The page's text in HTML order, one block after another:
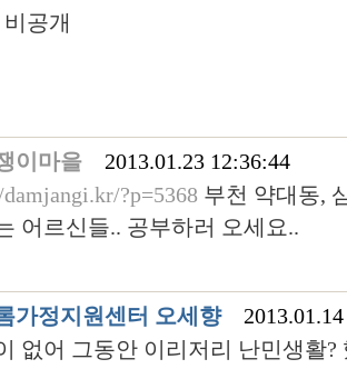
비공개
이마을
2013.01.23 12:36:44
?p=5368 부천 약대동,
어르신들.. 공부하러 오세요..
가정지원센터 오세향
없어 그동안 이리저리 난민생활